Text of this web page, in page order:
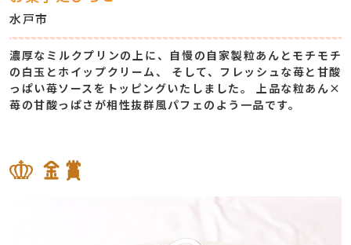
水戸市
濃厚なミルクプリンの上に、自慢の自家製粒あんとモチモチ
の白玉とホイップクリーム、 そして、フレッシュな苺と甘酸
っぱい苺ソースをトッピングいたしました。 上品な粒あん×
苺の甘酸っぱさが相性抜群風パフェのよう一品です。
金賞